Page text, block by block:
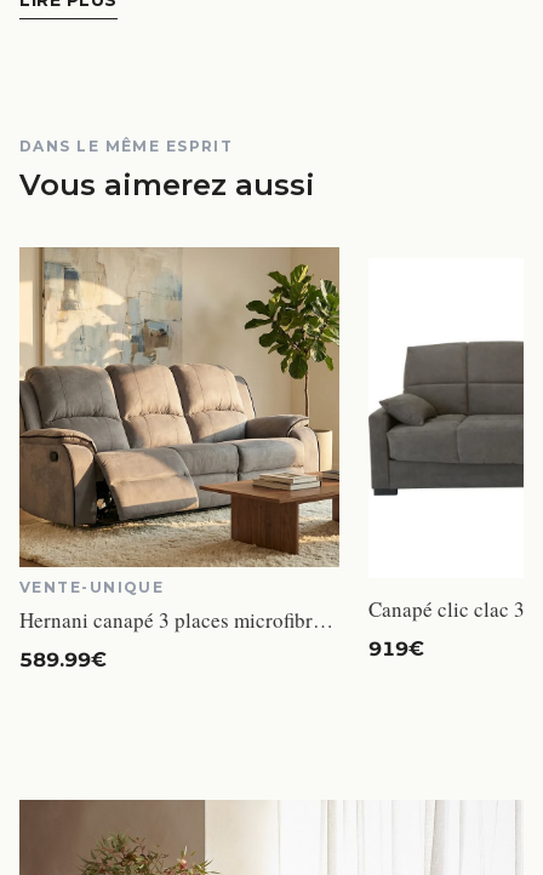
DANS LE MÊME ESPRIT
Vous aimerez aussi
VENTE-UNIQUE
Hernani canapé 3 places microfibre gris relax
589.99€ 919€